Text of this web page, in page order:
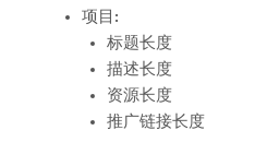
项目:
标题长度
描述长度
资源长度
推广链接长度